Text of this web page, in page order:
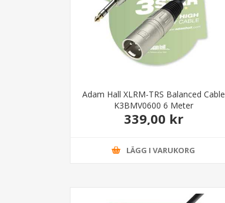
Adam Hall XLRM-TRS Balanced Cable
K3BMV0600 6 Meter
339,00 kr
LÄGG I VARUKORG